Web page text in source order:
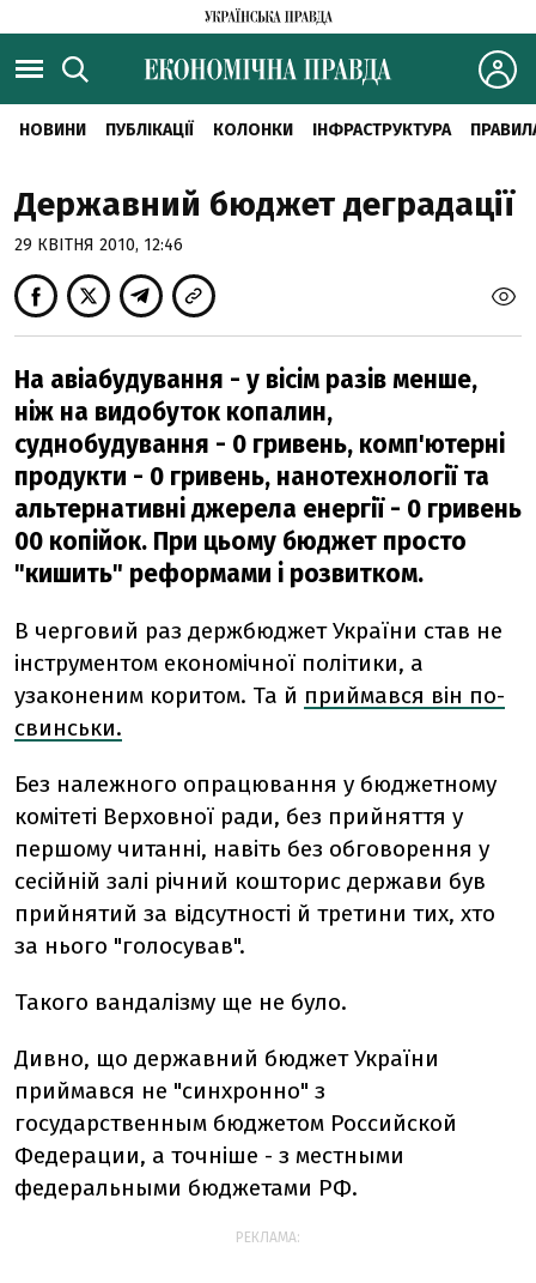
НОВИНИ ПУБЛІКАЦІЇ КОЛОНКИ ІНФРАСТРУКТУРА
Державний бюджет деградації
29 КВІТНЯ 2010, 12:46
На авіабудування - у вісім разів менше,
ніж на видобуток копалин,
суднобудування - 0 гривень, комп'ютерні
продукти - 0 гривень, нанотехнології та
альтернативні джерела енергії - 0 гривень
00 копійок. При цьому бюджет просто
"кишить" реформами і розвитком.
В черговий раз держбюджет України став не
інструментом економічної політики, а
узаконеним коритом. Та й приймався він по-
свинськи.
Без належного опрацювання у бюджетному
комітеті Верховної ради, без прийняття у
першому читанні, навіть без обговорення у
сесійній залі річний кошторис держави був
прийнятий за відсутності й третини тих, хто
за нього "голосував".
Такого вандалізму ще не було.
Дивно, що державний бюджет України
приймався не "синхронно" з
государственным бюджетом Российской
Федерации, а точніше - з местными
федеральными бюджетами РФ.
РЕКЛАМА: